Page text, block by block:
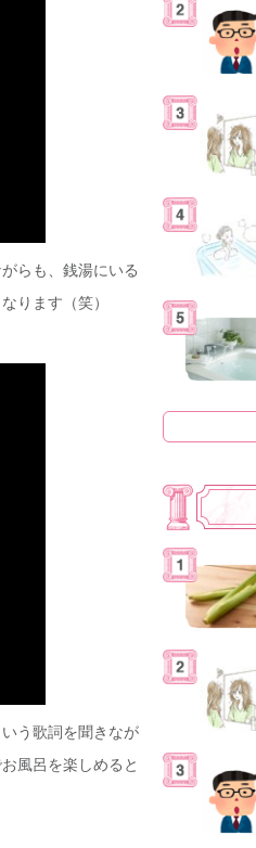
らも、銭湯にいる
ります（笑）
う歌詞を聞きなが
風呂を楽しめると